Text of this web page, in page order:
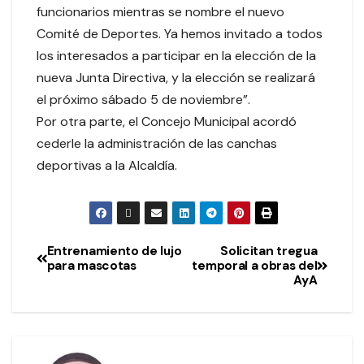
funcionarios mientras se nombre el nuevo
Comité de Deportes. Ya hemos invitado a todos
los interesados a participar en la elección de la
nueva Junta Directiva, y la elección se realizará
el próximo sábado 5 de noviembre”.
Por otra parte, el Concejo Municipal acordó
cederle la administración de las canchas
deportivas a la Alcaldía.
Solicitan tregua
temporal a obras del
AyA
Entrenamiento de lujo
para mascotas